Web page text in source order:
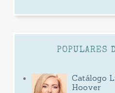
POPULARES
Catálogo
Hoover